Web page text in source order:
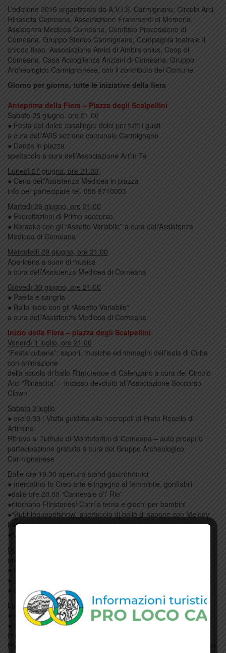
L’edizione 2016 organizzata da A.V.I.S. Carmignano, Circolo Arci
Rinascita Comeana, Associazione Frammenti di Memoria
Assistenza Medicea Comeana, Comitato Processione di
Comeana, Gruppo Storico Carmignano, Compagnia teatrale Il
chiodo fisso, Associazione Amici di Ambra onlus, Coop di
Comeana, Casa Accoglienza Anziani di Comeana, Gruppo
Archeologico Carmignanese, con il contributo del Comune.
Giorno per giorno, tutte le iniziative della fiera
Anteprima della Fiera – Piazza degli Scalpellini
Sabato 25 giugno, ore 21.00
● Festa del dolce casalingo: dolci per tutti i gusti
a cura dell’AVIS sezione comunale Carmignano
● Danza in piazza
spettacolo a cura dell’Associazione Art’in Te
Lunedì 27 giugno, ore 21.00
● Cena dell’Assistenza Medicea in piazza
info per partecipare tel. 055 8710003
Martedì 28 giugno, ore 21.00
● Esercitazioni di Primo soccorso
● Karaoke con gli “Assetto Variabile” a cura dell’Assistenza
Medicea di Comeana
Mercoledì 29 giugno, ore 21.00
Apericena a suon di musica
a cura dell’Assistenza Medicea di Comeana
Giovedì 30 giugno, ore 21.00
● Paella e sangria
● Ballo liscio con gli “Assetto Variabile”
a cura dell’Assistenza Medicea di Comeana
Inizio della Fiera – piazza degli Scalpellini
Venerdì 1 luglio, ore 21.00
“Festa cubana”: sapori, musiche ed immagini dell’isola di Cuba
con animazione
della scuola di ballo Ritmoteque di Calenzano a cura del Circolo
Arci “Rinascita” – incasso devoluto all’Associazione Soccorso
Clown
Sabato 2 luglio
● ore 9.30 | Visita guidata alla necropoli di Prato Rosello di
Artimino
Ritrovo al Tumulo di Montefortini di Comeana – auto proaprie
partecipazione gratuita a cura del Gruppo Archeologico
Carmignanese
Dalle ore 19.30 apertura stand gastronomici
● mercatino Io Creo arte e ingegno al femminile, gonfiabili
●dalle ore 20.00 “Carnevale d’i’ Rio”
●ritornano Flinstones! Carri a tema e giochi per bambini
●“Bubblepuppetshow” spettacolo di bolle di sapone con Melody
Lady
●“Jokers + PMT” in concerto
Domenica 3 luglio
ore 19.30 apertura stand gastronomici
● mercatino Io Creo arte e ingegno al femminile
● gonfiabili
● ore 21.00 Karaoke con Luca
Lunedì 4 luglio– ore 19.30 apertura stand gastronomici
● mercatino Io Creo arte e ingegno al femminile, gonfiabili
● ore 21.00 “Cani sotto le stelle: sfilata a 4 zampe”
Presentazione a cura di Andrea Tognarini e Giacomo Carolei
Premi per i primi 3 classificati e attestazione di partecipazione per